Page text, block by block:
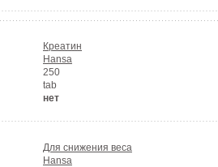
Креатин
Hansa
250
tab
нет
Для снижения веса
Hansa